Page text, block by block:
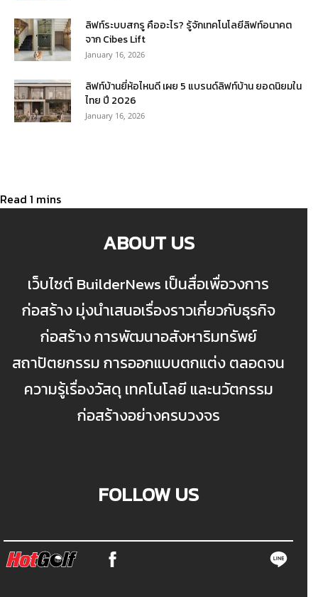
ลิฟท์ระบบสกรู คืออะไร? รู้จักเทคโนโลยีลิฟท์อนาคต
จาก Cibes Lift
January 16, 2026
ลิฟท์บ้านยี่ห้อไหนดี เผย 5 แบรนด์ลิฟท์บ้าน ยอดนิยมใน
ไทย ปี 2026
January 16, 2026
ABOUT US
เว็บไซต์ BuilderNews เป็นสื่อเพื่อวงการ
ก่อสร้าง มุ่งนำเสนอเรื่องราวเกี่ยวกับธุรกิจ
ก่อสร้าง การพัฒนาอสังหาริมทรัพย์
สถาปัตยกรรม การออกแบบตกแต่ง ตลอดจน
ความรู้เรื่องวัสดุ เทคโนโลยี และนวัตกรรม
ก่อสร้างอย่างครบวงจร
FOLLOW US